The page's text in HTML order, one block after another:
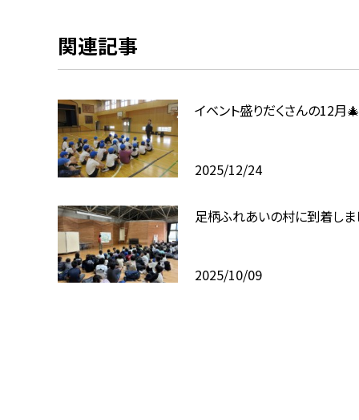
関連記事
イベント盛りだくさんの12月🎄
2025/12/24
足柄ふれあいの村に到着しま
2025/10/09